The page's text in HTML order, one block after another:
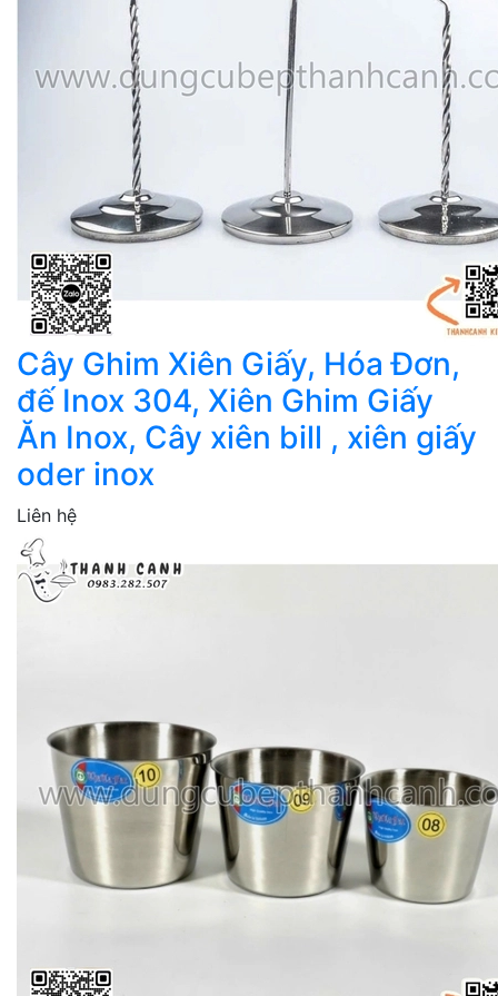
Cây Ghim Xiên Giấy, Hóa Đơn,
đế Inox 304, Xiên Ghim Giấy
Ăn Inox, Cây xiên bill , xiên giấy
oder inox
Liên hệ